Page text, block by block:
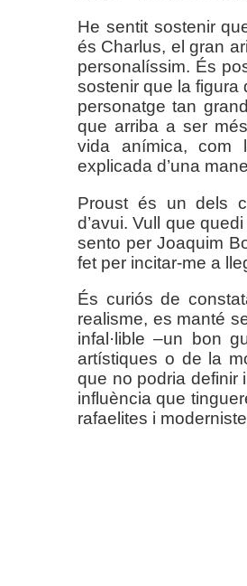
He sentit sostenir
és Charlus, el gran
personalíssim. És
sostenir que la figura
personatge tan
que arriba a ser
vida anímica, com
explicada d’una
Proust és un dels
d’avui. Vull que
sento per Joaquim
fet per incitar-me a
És curiós de
realisme, es manté
infal·lible –un bon
artístiques o de la
que no podria definir
influència que
rafaelites i